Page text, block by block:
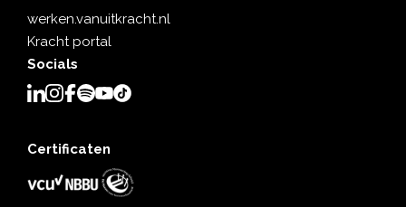
werken.vanuitkracht.nl
Kracht portal
Socials
Certificaten